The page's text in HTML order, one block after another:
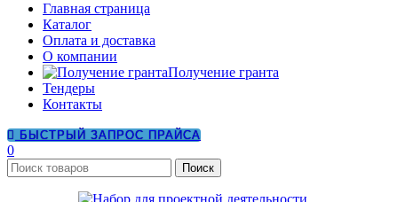
Главная страница
Каталог
Оплата и доставка
О компании
Получение гранта
Тендеры
Контакты
БЫСТРЫЙ ЗАПРОС ПРАЙСА
0
Поиск